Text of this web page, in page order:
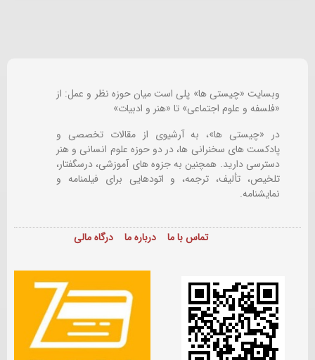
وبسایت «چیستی ها» پلی است میان حوزه نظر و عمل: از
«فلسفه و علوم اجتماعی» تا «هنر و ادبیات»
در «چیستی ها»، به آرشیوی از مقالات تخصصی و
پادکست های سخنرانی ها، در دو حوزه علوم انسانی و هنر
دسترسی دارید. همچنین به جزوه های آموزشی، درسگفتار،
تلخیص، تألیف، ترجمه، و اتودهایی برایفیلمنامه و
نمایشنامه.
تماس با ما درباره ما درگاه مالی